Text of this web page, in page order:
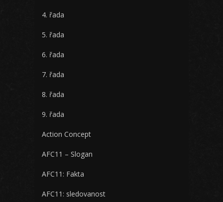
4. řada
5. řada
6. řada
7. řada
8. řada
9. řada
Action Concept
AFC11 – Slogan
AFC11: Fakta
AFC11: sledovanost